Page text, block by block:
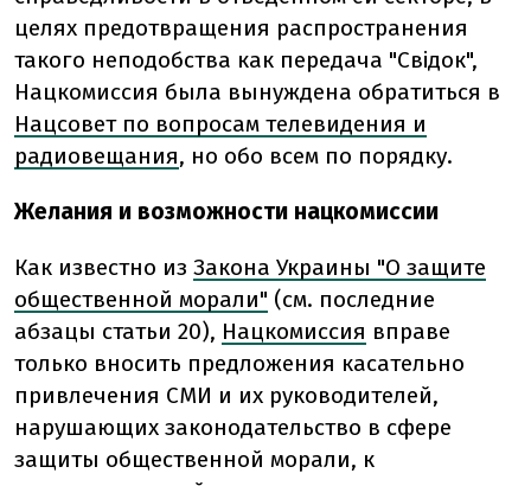
целях предотвращения распространения
такого неподобства как передача "Свідок",
Нацкомиссия была вынуждена обратиться в
Нацсовет по вопросам телевидения и
радиовещания, но обо всем по порядку.
Желания и возможности нацкомиссии
Как известно из Закона Украины "О защите
общественной морали" (см. последние
абзацы статьи 20), Нацкомиссия вправе
только вносить предложения касательно
привлечения СМИ и их руководителей,
нарушающих законодательство в сфере
защиты общественной морали, к